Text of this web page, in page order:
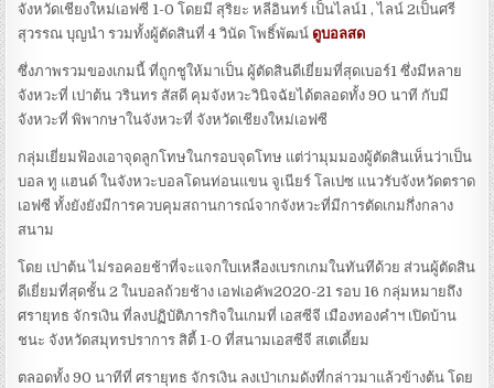
จังหวัดเชียงใหม่เอฟซี 1-0 โดยมี สุริยะ หลีอินทร์ เป็นไลน์1 , ไลน์ 2เป็นศรี
สุวรรณ บุญนำ รวมทั้งผู้ตัดสินที่ 4 วินัด โพธิ์พัฒน์ ดูบอลสด
ซึ่งภาพรวมของเกมนี้ ที่ถูกชูให้มาเป็น ผู้ตัดสินดีเยี่ยมที่สุดเบอร์1 ซึ่งมีหลาย
จังหวะที่ เปาต้น วรินทร สัสดี คุมจังหวะวินิจฉัยได้ตลอดทั้ง 90 นาที กับมี
จังหวะที่ พิพากษาในจังหวะที่ จังหวัดเชียงใหม่เอฟซี
กลุ่มเยี่ยมฟ้องเอาจุดลูกโทษในกรอบจุดโทษ แต่ว่ามุมมองผู้ตัดสินเห็นว่าเป็น
บอล ทู แฮนด์ ในจังหวะบอลโดนท่อนแขน จูเนียร์ โลเปซ แนวรับจังหวัดตราด
เอฟซี ทั้งยังยังมีการควบคุมสถานการณ์จากจังหวะที่มีการตัดเกมกึ่งกลาง
สนาม
โดย เปาต้น ไม่รอคอยช้าที่จะแจกใบเหลืองเบรกเกมในทันทีด้วย ส่วนผู้ตัดสิน
ดีเยี่ยมที่สุดชั้น 2 ในบอลถ้วยช้าง เอฟเอคัพ2020-21 รอบ 16 กลุ่มหมายถึง
ศรายุทธ จักรเงิน ที่ลงปฏิบัติภารกิจในเกมที่ เอสซีจี เมืองทองคำฯ เปิดบ้าน
ชนะ จังหวัดสมุทรปราการ สิตี้ 1-0 ที่สนามเอสซีจี สเตเดี้ยม
ตลอดทั้ง 90 นาทีที่ ศรายุทธ จักรเงิน ลงเป่าเกมดังที่กล่าวมาแล้วข้างต้น โดย